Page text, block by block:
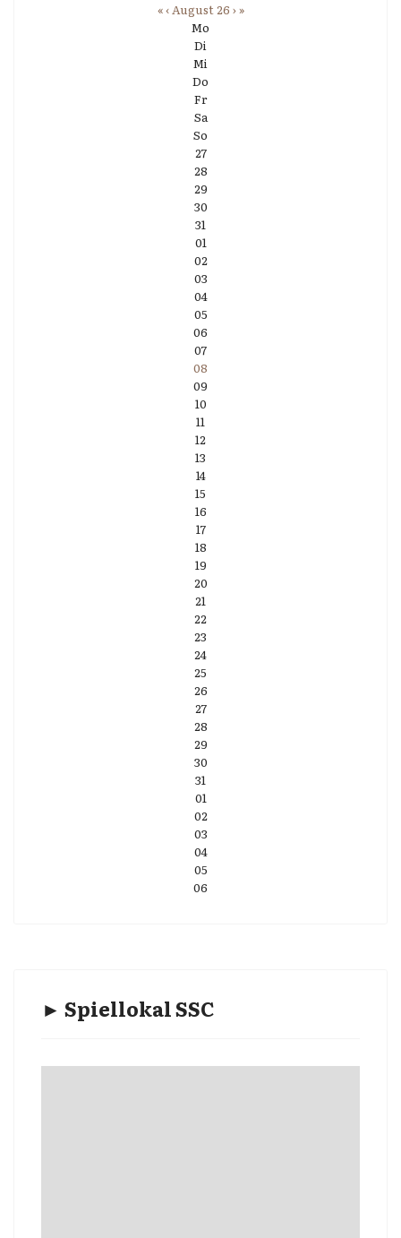
«‹August 26 ›»
Mo
Di
Mi
Do
Fr
Sa
So
27
28
29
30
31
01
02
03
04
05
06
07
08
09
10
11
12
13
14
15
16
17
18
19
20
21
22
23
24
25
26
27
28
29
30
31
01
02
03
04
05
06
► Spiellokal SSC